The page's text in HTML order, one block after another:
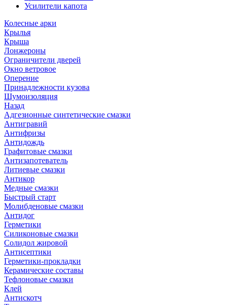
Усилители капота
Колесные арки
Крылья
Крыша
Лонжероны
Ограничители дверей
Окно ветровое
Оперение
Принадлежности кузова
Шумоизоляция
Назад
Адгезионные синтетические смазки
Антигравий
Антифризы
Антидождь
Графитовые смазки
Антизапотеватель
Литиевые смазки
Антикор
Медные смазки
Быстрый старт
Молибденовые смазки
Антидог
Герметики
Силиконовые смазки
Солидол жировой
Антисептики
Герметики-прокладки
Керамические составы
Тефлоновые смазки
Клей
Антискотч